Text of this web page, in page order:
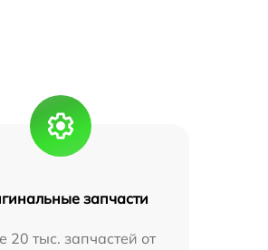
запчасти
20 тыс. запчастей от